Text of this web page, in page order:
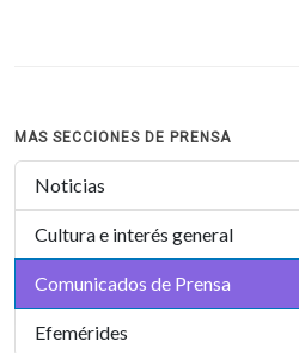
MAS SECCIONES DE PRENSA
Noticias
Cultura e interés general
Comunicados de Prensa
Efemérides